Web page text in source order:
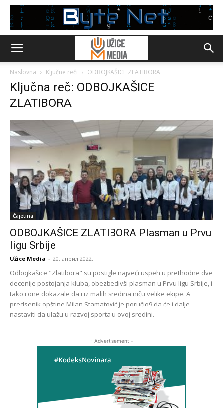
Naslovna Ključne reči ODBOJKAŠICE ZLATIBORA
Ključna reč: ODBOJKAŠICE
ZLATIBORA
Čajetina
ODBOJKAŠICE ZLATIBORA Plasman u Prvu
ligu Srbije
Užice Media - 20. април 2022.
Odbojkašice "Zlatibora" su postigle najveći uspeh u prethodne dve
decenije postojanja kluba, obezbedivši plasman u Prvu ligu Srbije, i
tako i one dokazale da i iz malih sredina niču velike ekipe. A
predsenik opštine Milan Stamatović je poručio9 da će i dalje
nastaviti da ulažu u razvoj sporta u ovoj sredini.
- Advertisement -